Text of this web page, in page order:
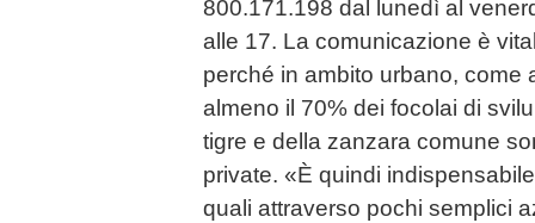
800.171.198 dal lunedì al
alle 17. La comunicazione è
perché in ambito urbano, come
almeno il 70% dei focolai di
tigre e della zanzara comune
private. «È quindi
quali attraverso pochi semplici